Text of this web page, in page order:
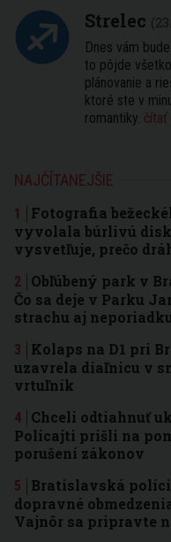
Strelec
Dnes vám
to pôjde
plánovanie a
ktoré ste v
romantiky. čítať
NAJČÍTANEJŠIE
Fotografia
vyvolala búrlivú
vysvetľuje, prečo
Obľúbený park v
Čo sa deje v Parku
strachu aj
Kolaps na D1 pri
uzavrela diaľnicu v
vrtuľník
Chceli odtiahnuť
Policajti prišli na
porušení zákonov
Bratislavská
dopravné
Vajnôr sa pripravte